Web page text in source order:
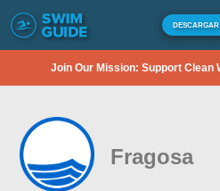
DESCARGAR
Join Our Mission: Support Clean
Fragosa